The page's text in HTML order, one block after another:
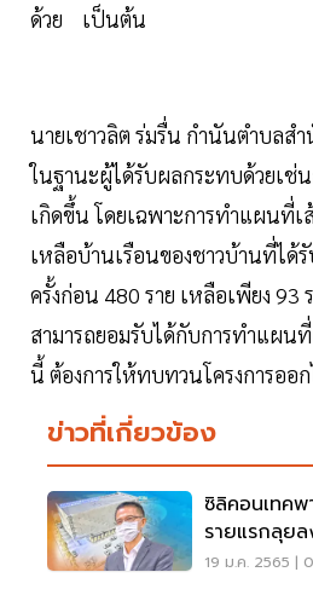
ด้วย เป็นต้น
นายเชาวลิต ร่มรื่น กำนันตำบลส
ในฐานะผู้ได้รับผลกระทบด้วยเ
เกิดขึ้น โดยเฉพาะการทำแผนที่เ
เหลือบ้านเรือนของชาวบ้านที่ได้
ครั้งก่อน 480 ราย เหลือเพียง 93
สามารถยอมรับได้กับการทำแผนที่
นี้ ต้องการให้ทบทวนโครงการออ
ข่าวที่เกี่ยวข้อง
ซิลิคอนเทคพ
รายแรกลุยล
19 ม.ค. 2565 |